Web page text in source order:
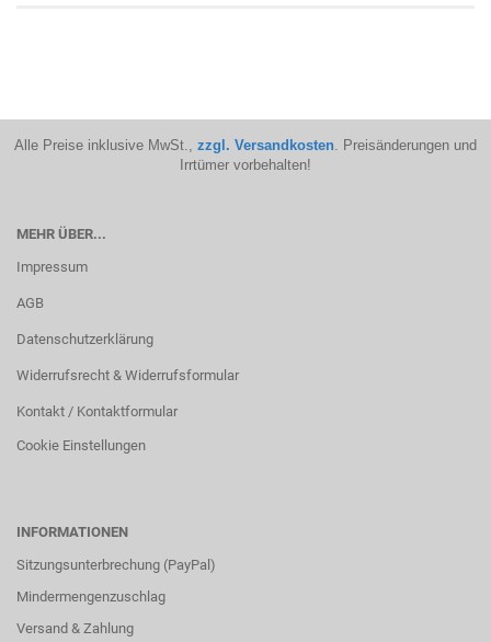
Alle Preise inklusive MwSt., zzgl. Versandkosten. Preisänderungen und
Irrtümer vorbehalten!
MEHR ÜBER...
Impressum
AGB
Datenschutzerklärung
Widerrufsrecht & Widerrufsformular
Kontakt / Kontaktformular
Cookie Einstellungen
INFORMATIONEN
Sitzungsunterbrechung (PayPal)
Mindermengenzuschlag
Versand & Zahlung